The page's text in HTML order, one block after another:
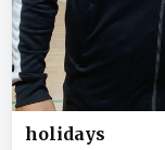
holidays